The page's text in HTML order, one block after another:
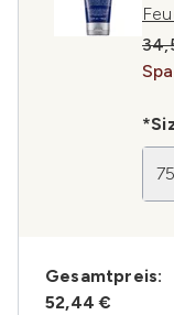
Gesamtpreis:
52,44 €